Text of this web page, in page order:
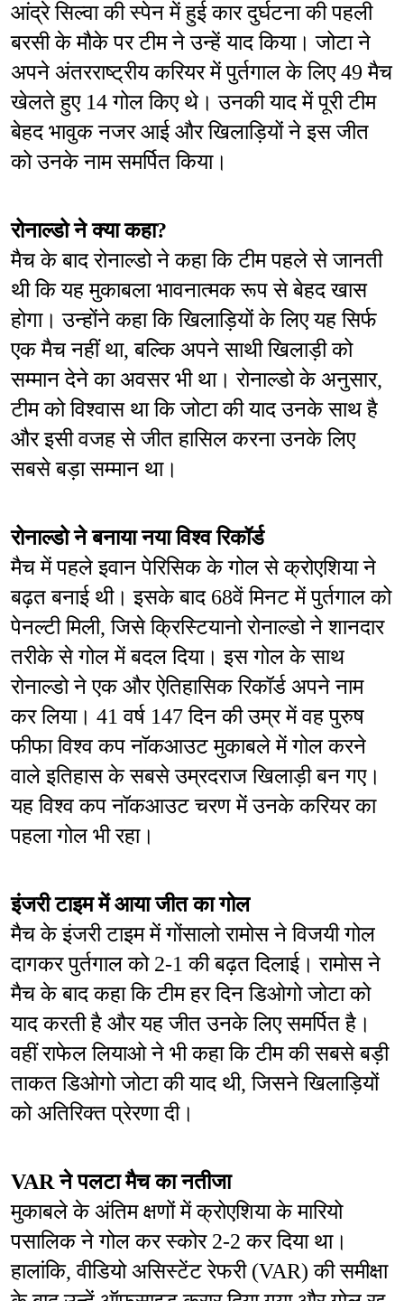
आंद्रे सिल्वा की स्पेन में हुई कार दुर्घटना की पहली
बरसी के मौके पर टीम ने उन्हें याद किया। जोटा ने
अपने अंतरराष्ट्रीय करियर में पुर्तगाल के लिए 49 मैच
खेलते हुए 14 गोल किए थे। उनकी याद में पूरी टीम
बेहद भावुक नजर आई और खिलाड़ियों ने इस जीत
को उनके नाम समर्पित किया।
रोनाल्डो ने क्या कहा?
मैच के बाद रोनाल्डो ने कहा कि टीम पहले से जानती
थी कि यह मुकाबला भावनात्मक रूप से बेहद खास
होगा। उन्होंने कहा कि खिलाड़ियों के लिए यह सिर्फ
एक मैच नहीं था, बल्कि अपने साथी खिलाड़ी को
सम्मान देने का अवसर भी था। रोनाल्डो के अनुसार,
टीम को विश्वास था कि जोटा की याद उनके साथ है
और इसी वजह से जीत हासिल करना उनके लिए
सबसे बड़ा सम्मान था।
रोनाल्डो ने बनाया नया विश्व रिकॉर्ड
मैच में पहले इवान पेरिसिक के गोल से क्रोएशिया ने
बढ़त बनाई थी। इसके बाद 68वें मिनट में पुर्तगाल को
पेनल्टी मिली, जिसे क्रिस्टियानो रोनाल्डो ने शानदार
तरीके से गोल में बदल दिया। इस गोल के साथ
रोनाल्डो ने एक और ऐतिहासिक रिकॉर्ड अपने नाम
कर लिया। 41 वर्ष 147 दिन की उम्र में वह पुरुष
फीफा विश्व कप नॉकआउट मुकाबले में गोल करने
वाले इतिहास के सबसे उम्रदराज खिलाड़ी बन गए।
यह विश्व कप नॉकआउट चरण में उनके करियर का
पहला गोल भी रहा।
इंजरी टाइम में आया जीत का गोल
मैच के इंजरी टाइम में गोंसालो रामोस ने विजयी गोल
दागकर पुर्तगाल को 2-1 की बढ़त दिलाई। रामोस ने
मैच के बाद कहा कि टीम हर दिन डिओगो जोटा को
याद करती है और यह जीत उनके लिए समर्पित है।
वहीं राफेल लियाओ ने भी कहा कि टीम की सबसे बड़ी
ताकत डिओगो जोटा की याद थी, जिसने खिलाड़ियों
को अतिरिक्त प्रेरणा दी।
VAR ने पलटा मैच का नतीजा
मुकाबले के अंतिम क्षणों में क्रोएशिया के मारियो
पसालिक ने गोल कर स्कोर 2-2 कर दिया था।
हालांकि, वीडियो असिस्टेंट रेफरी (VAR) की समीक्षा